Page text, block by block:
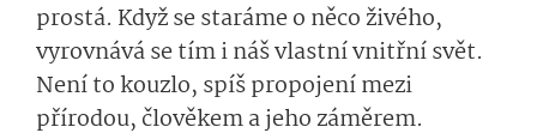
prostá. Když se staráme o něco živého,
vyrovnává se tím i náš vlastní vnitřní svět.
Není to kouzlo, spíš propojení mezi
přírodou, člověkem a jeho záměrem.